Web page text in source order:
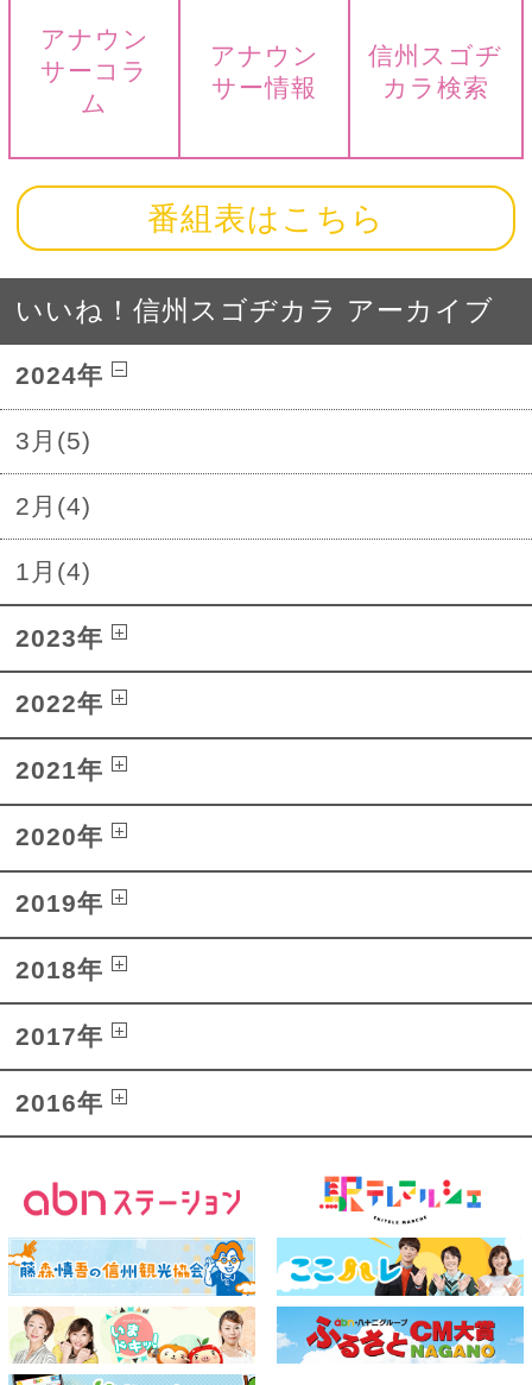
アナウン
サーコラ
ム
アナウン
サー情報
信州スゴヂ
カラ検索
番組表はこちら
いいね！信州スゴヂカラ アーカイブ
2024年
3月(5)
2月(4)
1月(4)
2023年
2022年
2021年
2020年
2019年
2018年
2017年
2016年